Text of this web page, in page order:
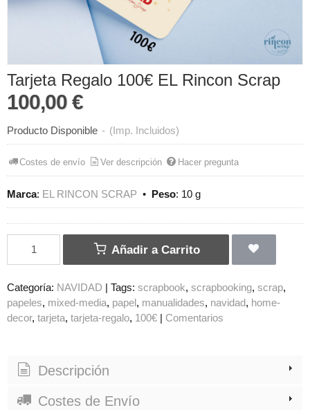
Tarjeta Regalo 100€ EL Rincon Scrap
100,00 €
Producto Disponible - (Imp. Incluidos)
Costes de envío Ver descripción Hacer pregunta
Marca: EL RINCON SCRAP • Peso: 10 g
Añadir a Carrito
Categoría: NAVIDAD | Tags: scrapbook scrapbooking scrap
papeles mixed-media papel manualidades navidad home-
decor tarjeta tarjeta-regalo 100€ | Comentarios
Descripción
Costes de Envío